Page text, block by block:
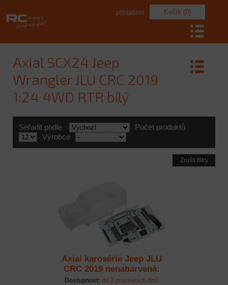
Košík (0)
přihlášení
Axial SCX24 Jeep
Wrangler JLU CRC 2019
1:24 4WD RTR bílý
Seřadit podle
Počet produktů
Výrobce
Zrušit filtry
Axial karosérie Jeep JLU
CRC 2019 nenabarvená:
SCX24
Dostupnost: do 2 pracovních dnů